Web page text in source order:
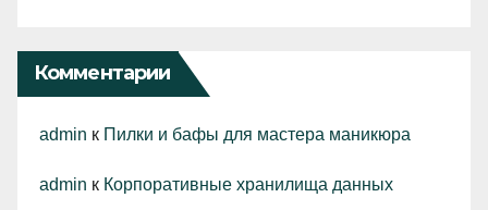
Комментарии
admin к Пилки и бафы для мастера маникюра
admin к Корпоративные хранилища данных